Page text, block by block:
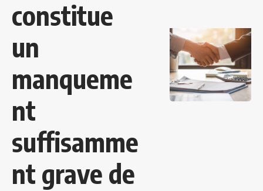
constitue
un
manqueme
nt
suffisamme
nt grave de